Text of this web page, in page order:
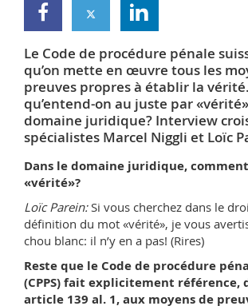
Sciences et médecine
Interfacultaire
Collaborateurs
Doctorants
Webmail
Programme des cours
MyUnifr
Le Code de procédure pénale
qu’on mette en œuvre tous les
preuves propres à établir la
qu’entend-on au juste par
domaine juridique? Interview
spécialistes Marcel Niggli et Loïc
Dans le domaine juridique,
«vérité»?
Loïc Parein:Si vous cherchez dans le
définition du mot «vérité», je vous
chou blanc: il n’y en a pas! (Rires)
Reste que le Code de procédure
(CPPS) fait explicitement référence,
article 139 al. 1, aux moyens de